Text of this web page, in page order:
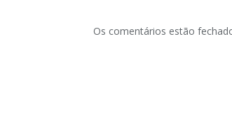
Os comentários estão